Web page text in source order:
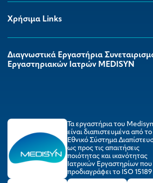
Χρήσιμα Links
Διαγνωστικά Εργαστήρια
Εργαστηριακών Ιατρών MEDISYΝ
Τα εργαστήρια του Medisyn
είναι διαπιστευμένα από το
Εθνικό Σύστημα
ως προς τις απαιτήσεις
ποιότητας και ικανότητας
Ιατρικών Εργαστηρίων που
προδιαγράφει το ISO 15189